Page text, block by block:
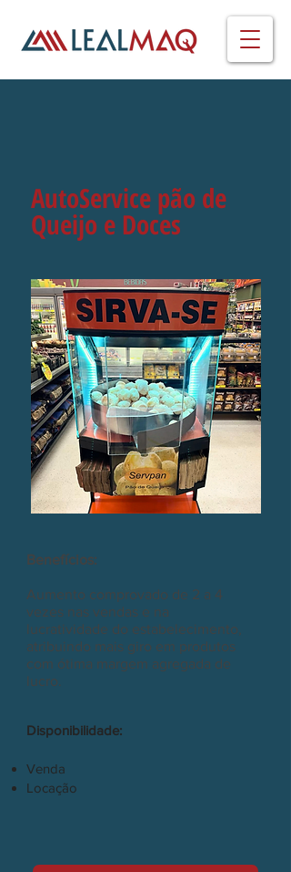
AutoService pão de
Queijo e Doces
Benefícios:
Aumento comprovado de 2 a 4
vezes nas vendas e na
lucratividade do estabelecimento,
atribuindo mais giro em produtos
com ótima margem agregada de
lucro.
Disponibilidade:
Venda
Locação